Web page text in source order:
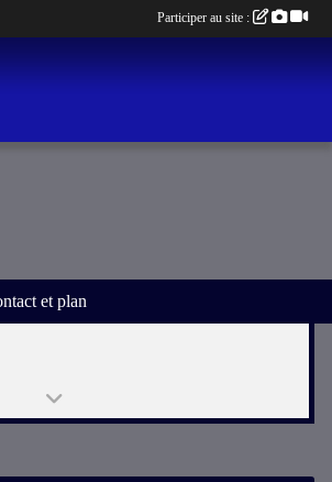
et plan
Participer au site :